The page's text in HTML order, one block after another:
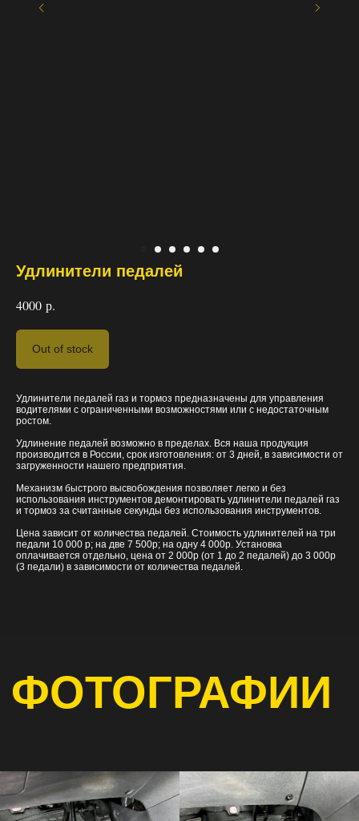
Удлинители педалей
4000 р.
Out of stock
Удлинители педалей газ и тормоз предназначены для управления
водителями с ограниченными возможностями или с недостаточным
ростом.
Удлинение педалей возможно в пределах. Вся наша продукция
производится в России, срок изготовления: от 3 дней, в зависимости от
загруженности нашего предприятия.
Механизм быстрого высвобождения позволяет легко и без
использования инструментов демонтировать удлинители педалей газ
и тормоз за считанные секунды без использования инструментов.
Цена зависит от количества педалей. Стоимость удлинителей на три
педали 10 000 р; на две 7 500р; на одну 4 000р. Установка
оплачивается отдельно, цена от 2 000р (от 1 до 2 педалей) до 3 000р
(3 педали) в зависимости от количества педалей.
ФОТОГРАФИИ